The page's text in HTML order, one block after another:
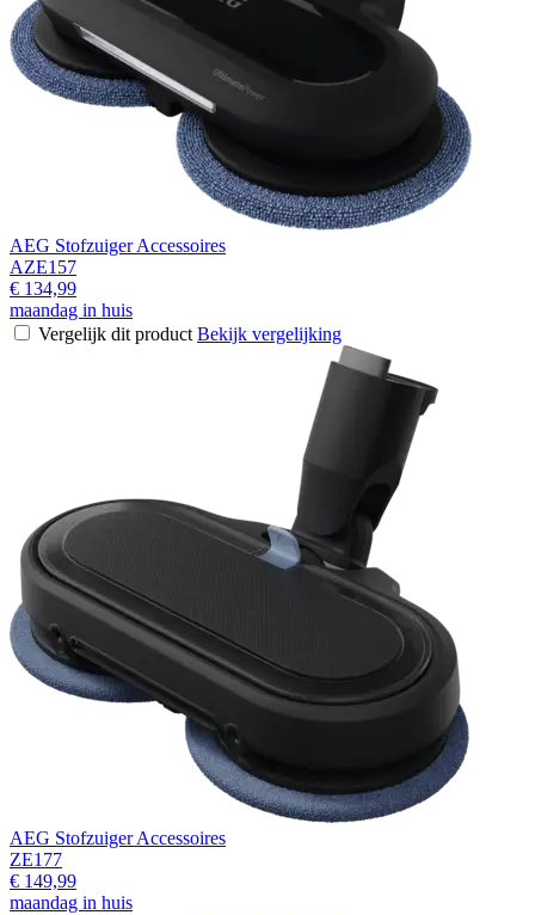
AEG Stofzuiger Accessoires
AZE157
€ 134,99
maandag in huis
Vergelijk dit product Bekijk vergelijking
AEG Stofzuiger Accessoires
ZE177
€ 149,99
maandag in huis